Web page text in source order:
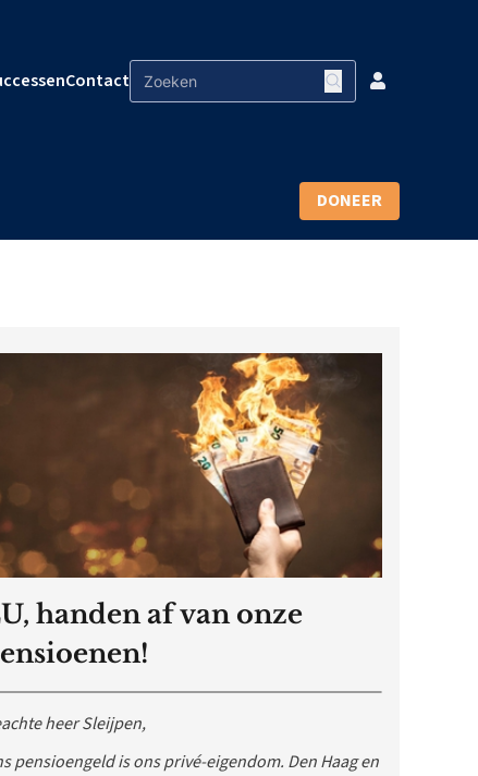
Contact
DONEER
handen af van onze
heer Sleijpen,
pensioengeld is ons privé-eigendom. Den Haag en